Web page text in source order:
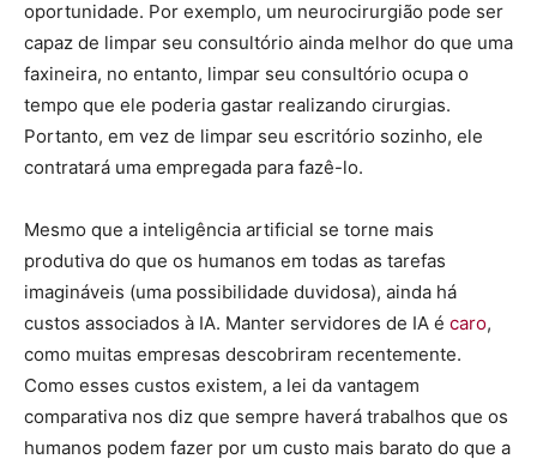
oportunidade. Por exemplo, um neurocirurgião pode ser
capaz de limpar seu consultório ainda melhor do que uma
faxineira, no entanto, limpar seu consultório ocupa o
tempo que ele poderia gastar realizando cirurgias.
Portanto, em vez de limpar seu escritório sozinho, ele
contratará uma empregada para fazê-lo.
Mesmo que a inteligência artificial se torne mais
produtiva do que os humanos em todas as tarefas
imagináveis (uma possibilidade duvidosa), ainda há
custos associados à IA. Manter servidores de IA é caro,
como muitas empresas descobriram recentemente.
Como esses custos existem, a lei da vantagem
comparativa nos diz que sempre haverá trabalhos que os
humanos podem fazer por um custo mais barato do que a